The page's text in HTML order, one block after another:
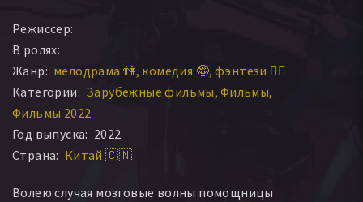
Режиссер:
В ролях:
Жанр: мелодрама 👫 комедия 🤪 фэнтези 🧝‍♂️
Категории: Зарубежные фильмы Фильмы
Фильмы 2022
Год выпуска: 2022
Страна: Китай 🇨🇳
Волею случая мозговые волны помощницы